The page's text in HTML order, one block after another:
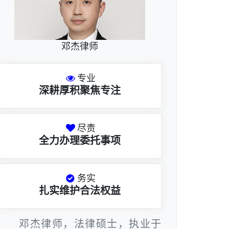
邓杰律师
专业
深耕厚积聚焦专注
尽责
全力办理委托事项
务实
扎实维护合法权益
邓杰律师，法律硕士，执业于